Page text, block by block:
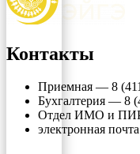
Контакты
Приемная — 8
Бухгалтерия — 8
Отдел ИМО и
электронная